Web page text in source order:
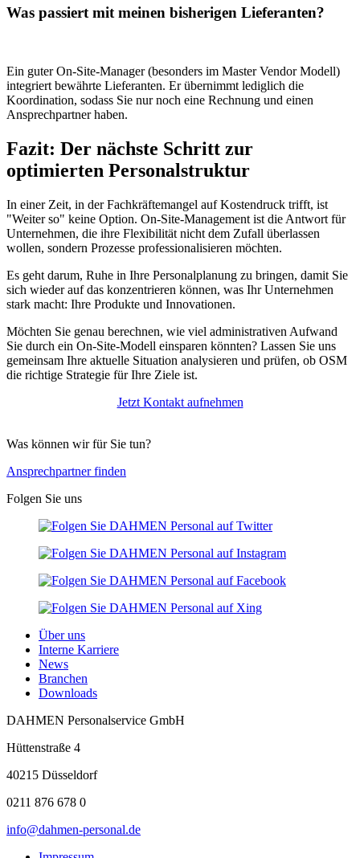
Was passiert mit meinen bisherigen Lieferanten?
Ein guter On-Site-Manager (besonders im Master Vendor Modell)
integriert bewährte Lieferanten. Er übernimmt lediglich die
Koordination, sodass Sie nur noch eine Rechnung und einen
Ansprechpartner haben.
Fazit: Der nächste Schritt zur
optimierten Personalstruktur
In einer Zeit, in der Fachkräftemangel auf Kostendruck trifft, ist
"Weiter so" keine Option. On-Site-Management ist die Antwort für
Unternehmen, die ihre Flexibilität nicht dem Zufall überlassen
wollen, sondern Prozesse professionalisieren möchten.
Es geht darum, Ruhe in Ihre Personalplanung zu bringen, damit Sie
sich wieder auf das konzentrieren können, was Ihr Unternehmen
stark macht: Ihre Produkte und Innovationen.
Möchten Sie genau berechnen, wie viel administrativen Aufwand
Sie durch ein On-Site-Modell einsparen könnten? Lassen Sie uns
gemeinsam Ihre aktuelle Situation analysieren und prüfen, ob OSM
die richtige Strategie für Ihre Ziele ist.
Jetzt Kontakt aufnehmen
Was können wir für Sie tun?
Ansprechpartner finden
Folgen Sie uns
Über uns
Interne Karriere
News
Branchen
Downloads
DAHMEN Personalservice GmbH
Hüttenstraße 4
40215 Düsseldorf
0211 876 678 0
info@dahmen-personal.de